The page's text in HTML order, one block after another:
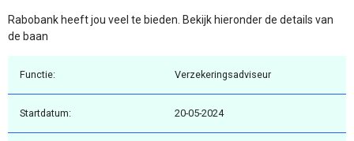
Rabobank heeft jou veel te bieden. Bekijk hieronder de details van
de baan
Functie: Verzekeringsadviseur
Startdatum: 20-05-2024